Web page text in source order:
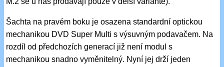
Šachta na pravém boku je osazena standardní optickou
mechanikou DVD Super Multi s výsuvným podavačem. Na
rozdíl od předchozích generací již není modul s
mechanikou snadno vyměnitelný. Nyní jej drží jeden